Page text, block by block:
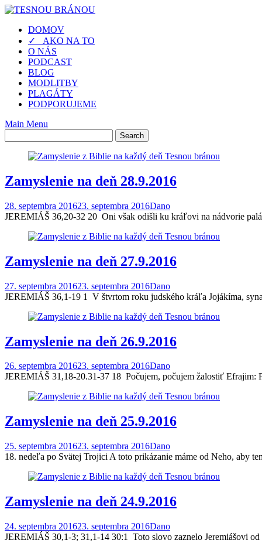
Skip
contentDOMOV
✓ AKO NA TO
O NÁS
PODCAST
BLOG
MODLITBY
PLAGÁTY
PODPORUJEME
Main Menu
Zamyslenie na deň 28.9.2016
28. septembra 201623. septembra 2016Dano
JEREMIÁŠ 36,20-32 20 Oni však odišli ku kráľovi na nádvorie
Zamyslenie na deň 27.9.2016
27. septembra 201623. septembra 2016Dano
JEREMIÁŠ 36,1-19 1 V štvrtom roku judského kráľa Jojákíma,
Zamyslenie na deň 26.9.2016
26. septembra 201623. septembra 2016Dano
JEREMIÁŠ 31,18-20.31-37 18 Počujem, počujem žalostiť Efrajim:
Zamyslenie na deň 25.9.2016
25. septembra 201623. septembra 2016Dano
18. nedeľa po Svätej Trojici A toto prikázanie máme od Neho, aby
Zamyslenie na deň 24.9.2016
24. septembra 201623. septembra 2016Dano
JEREMIÁŠ 30,1-3; 31,1-14 30:1 Toto slovo zaznelo Jeremiášovi